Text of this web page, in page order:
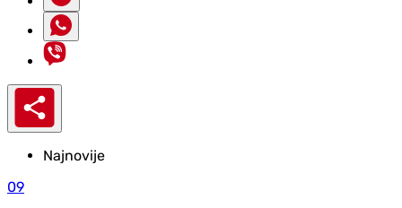
Najnovije
09